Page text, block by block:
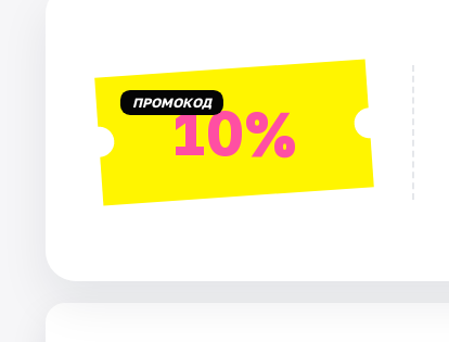
Рейтинги
ПРОМОКОД10%